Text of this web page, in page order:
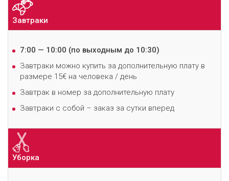
Завтраки
7:00 — 10:00 (по выходным до 10:30)
Завтраки можно купить за дополнительную плату в
размере 15€ на человека / день
Завтрак в номер за дополнительную плату
Завтраки с собой – заказ за сутки вперед
Уборка